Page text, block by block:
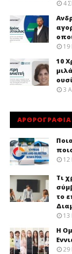
4
19
10
3
ΑΡΘΡΟΓΡΑΦΙΑ
12
Τι
το
13
Η
29